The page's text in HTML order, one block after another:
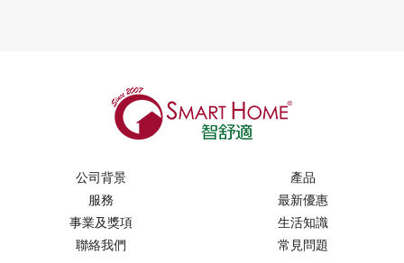
公司背景
產品
服務
最新優惠
事業及獎項
生活知識
聯絡我們
常見問題